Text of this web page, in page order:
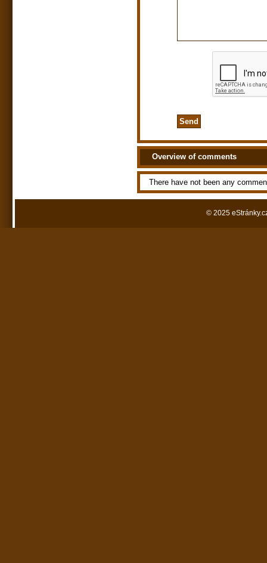
Overview of comments
There have not been any
© 2025